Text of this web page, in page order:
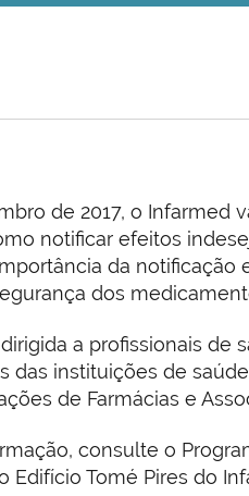
de 2017, o Infarmed
notificar efeitos
da
dos
a profissionais de
das instituições de
de Farmácias e
consulte o
Edifício Tomé Pires do